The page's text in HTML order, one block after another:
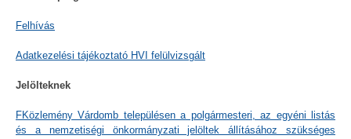
Felhívás
Adatkezelési tájékoztató HVI felülvizsgált
Jelölteknek
FKözlemény Várdomb településen a polgármesteri, az egyéni listás
és a nemzetiségi önkormányzati jelöltek állításához szükséges